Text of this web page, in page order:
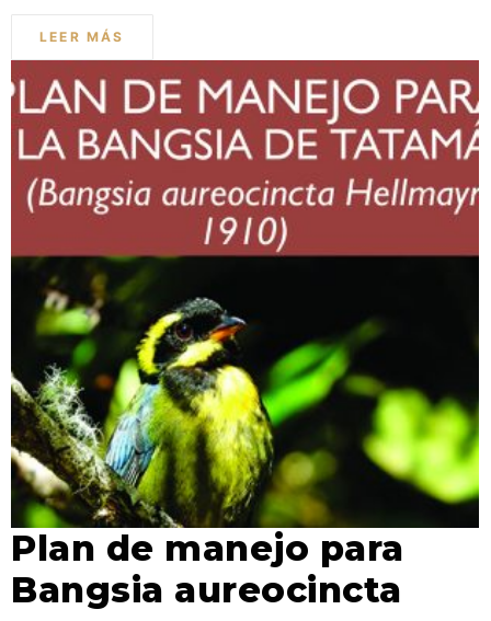
LEER MÁS
Plan de manejo para
Bangsia aureocincta